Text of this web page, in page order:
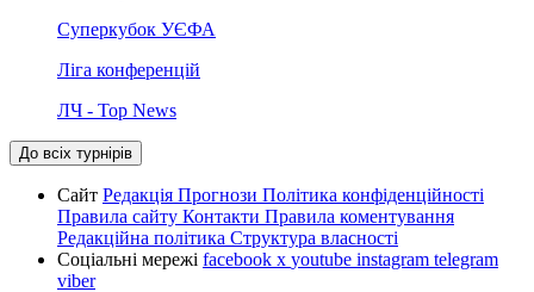
Суперкубок УЄФА
Ліга конференцій
ЛЧ - Top News
До всіх турнірів
Сайт Редакція Прогнози Політика конфіденційності
Правила сайту Контакти Правила коментування
Редакційна політика Структура власності
Соціальні мережі facebook x youtube instagram telegram
viber